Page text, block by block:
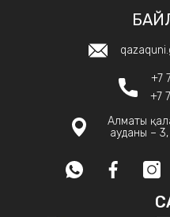
+7
+7
Алматы
ауданы – 3,